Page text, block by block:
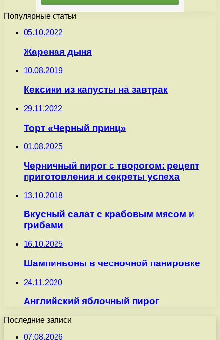
Популярные статьи
05.10.2022
Жареная дыня
10.08.2019
Кексики из капусты на завтрак
29.11.2022
Торт «Черный принц»
01.08.2025
Черничный пирог с творогом: рецепт
приготовления и секреты успеха
13.10.2018
Вкусный салат с крабовым мясом и
грибами
16.10.2025
Шампиньоны в чесночной панировке
24.11.2020
Английский яблочный пирог
Последние записи
07.08.2026